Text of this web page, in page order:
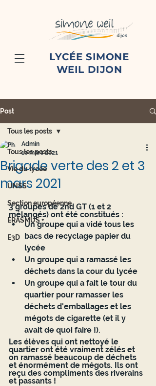
LYCÉE SIMONE
WEIL DIJON
Post
Tous les posts
Vie du lycée
UNSS
Section européenne
ERASMUS +
E3D
Tous les posts
Brigade verte des 2 et 3
mars 2021
Admin
10 mars 2021
3 groupes de 2nd GT (1 et 2
mélangés) ont été constitués :
Un groupe qui a vidé tous les
bacs de recyclage papier du
lycée
Un groupe qui a ramassé les
déchets dans la cour du lycée
Un groupe qui a fait le tour du
quartier pour ramasser les
déchets d'emballages et les
mégots de cigarette (et il y
avait de quoi faire !).
Les élèves qui ont nettoyé le
quartier ont été vraiment zélés et
on ramassé beaucoup de déchets
et énormément de mégots. Ils ont
reçu des compliments des riverains
et passants !